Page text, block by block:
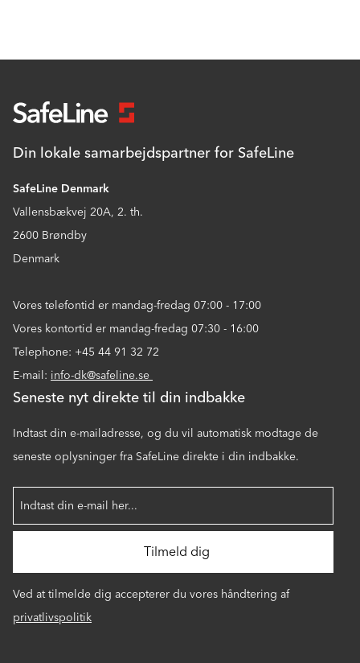
Din lokale samarbejdspartner for SafeLine
SafeLine Denmark
Vallensbækvej 20A, 2. th.
2600 Brøndby
Denmark
Vores telefontid er mandag-fredag 07:00 - 17:00
Vores kontortid er mandag-fredag 07:30 - 16:00
Telephone: +45 44 91 32 72
E-mail: info-dk@safeline.se
Seneste nyt direkte til din indbakke
Indtast din e-mailadresse, og du vil automatisk modtage de
seneste oplysninger fra SafeLine direkte i din indbakke.
Ved at tilmelde dig accepterer du vores håndtering af
privatlivspolitik